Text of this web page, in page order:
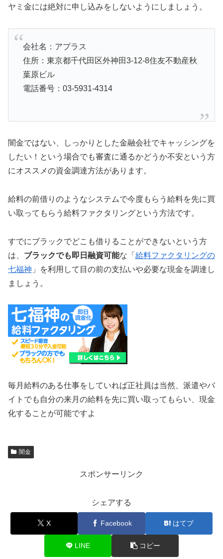
ヤミ金には絶対に申し込みをしないようにしましょう。
会社名：アプラス
住所：東京都千代田区外神田3-12-8住友不動産秋
葉原ビル
電話番号：03-5931-4314
闇金ではない、しっかりとした金融会社でキャッシングを
したい！という場合でも審査に通るかどうか不安という方
にオススメの資金調達方法があります。
給料の前借りのようなシステムで今度もらう給料を先に買
い取ってもらう給料ファクタリングという方法です。
すでにブラックでどこも借りることができないという方
は、 ブラックでも即日融資可能な「 給料ファクタリングの
七福神 」を利用して目の前の支払いや必要な現金を調達し
ましょう。
毎月給料のある仕事をしていれば正社員は当然、派遣やバ
イトでも自分の来月の給料を先に買い取ってもらい、現金
化することが可能ですよ
闇金
スポンサーリンク
シェアする
X Facebook はてブ
LINE コピー